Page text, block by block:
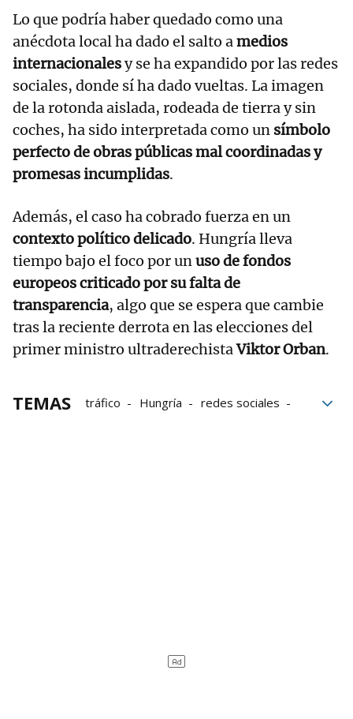
Lo que podría haber quedado como una
anécdota local ha dado el salto amedios
internacionalesy se ha expandido por las redes
sociales, donde sí ha dado vueltas. La imagen
de la rotonda aislada, rodeada de tierra y sin
coches, ha sido interpretada como un símbolo
perfecto de obras públicas mal coordinadas y
promesas incumplidas.
Además, el caso ha cobrado fuerza en un
contexto político delicado. Hungría lleva
tiempo bajo el foco por unuso de fondos
europeos criticado por su falta de
transparencia, algo que se espera que cambie
tras la reciente derrota en las elecciones del
primer ministro ultraderechistaViktor Orban.
TEMAS tráfico Hungría
redes sociales